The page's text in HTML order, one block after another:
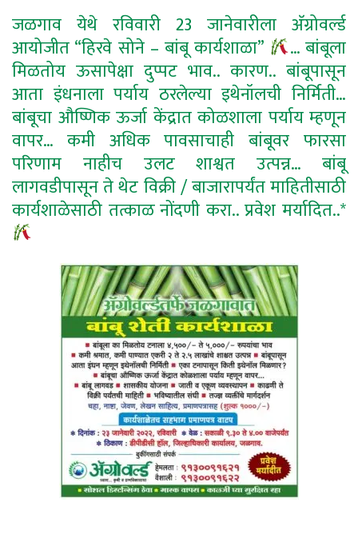
जळगाव येथे रविवारी 23 जानेवारीला अ‍ॅग्रोवर्ल्ड
आयोजीत “हिरवे सोने – बांबू कार्यशाळा” … बांबूला
मिळतोय ऊसापेक्षा दुप्पट भाव.. कारण.. बांबूपासून
आता इंधनाला पर्याय ठरलेल्या इथेनॉलची निर्मिती…
बांबूचा औष्णिक ऊर्जा केंद्रात कोळशाला पर्याय म्हणून
वापर… कमी अधिक पावसाचाही बांबूवर फारसा
परिणाम नाहीच उलट शाश्वत उत्पन्न… बांबू
लागवडीपासून ते थेट विक्री / बाजारापर्यंत माहितीसाठी
कार्यशाळेसाठी तत्काळ नोंदणी करा.. प्रवेश मर्यादित..*